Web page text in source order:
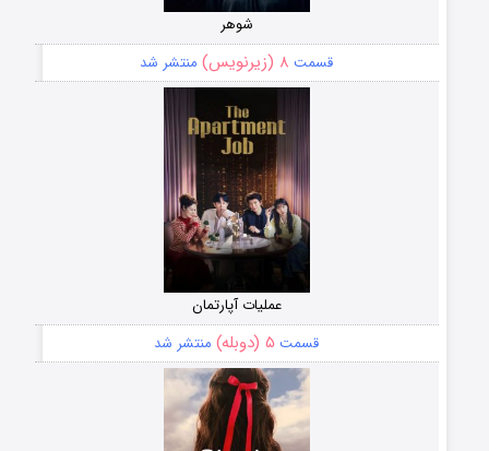
شوهر
قسمت ۸ (زیرنویس) منتشر شد
عملیات آپارتمان
قسمت ۵ (دوبله) منتشر شد